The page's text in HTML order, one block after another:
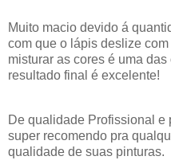
Muito macio devido á
com que o lápis deslize
misturar as cores é uma
resultado final é excelente!
De qualidade Profissional e
super recomendo pra
qualidade de suas pinturas.